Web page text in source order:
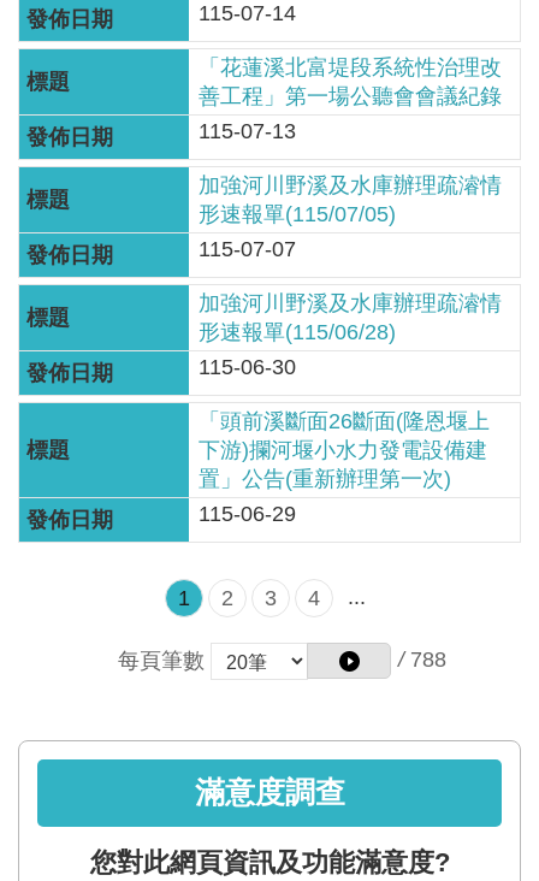
專
屬
站
政
府
網
站
資
料
開
宣
隱
能
115-07-14
「花蓮溪北富堤段系統性治理改
善工程」第一場公聽會會議紀錄
115-07-13
加強河川野溪及水庫辦理疏濬情
形速報單(115/07/05)
115-07-07
加強河川野溪及水庫辦理疏濬情
形速報單(115/06/28)
115-06-30
「頭前溪斷面26斷面(隆恩堰上
下游)攔河堰小水力發電設備建
置」公告(重新辦理第一次)
115-06-29
1 2 3 4 ...
每頁筆數 / 788
滿意度調查
您對此網頁資訊及功能滿意度?